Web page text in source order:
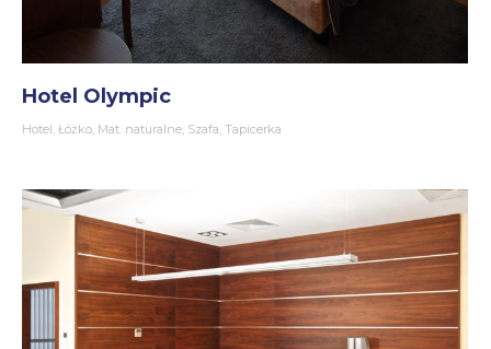
Hotel Olympic
Hotel, Łóżko, Mat. naturalne, Szafa, Tapicerka